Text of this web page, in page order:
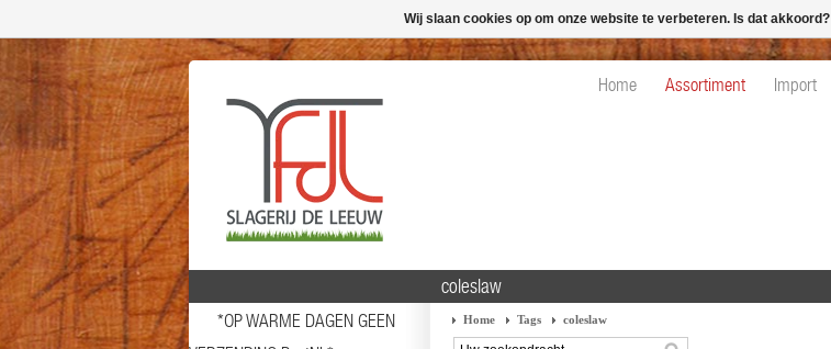
Home Assortiment Import
*OP WARME DAGEN GEEN
coleslaw
Home Tags coleslaw
Wij slaan cookies op om onze website te verbeteren. Is dat akkoord?